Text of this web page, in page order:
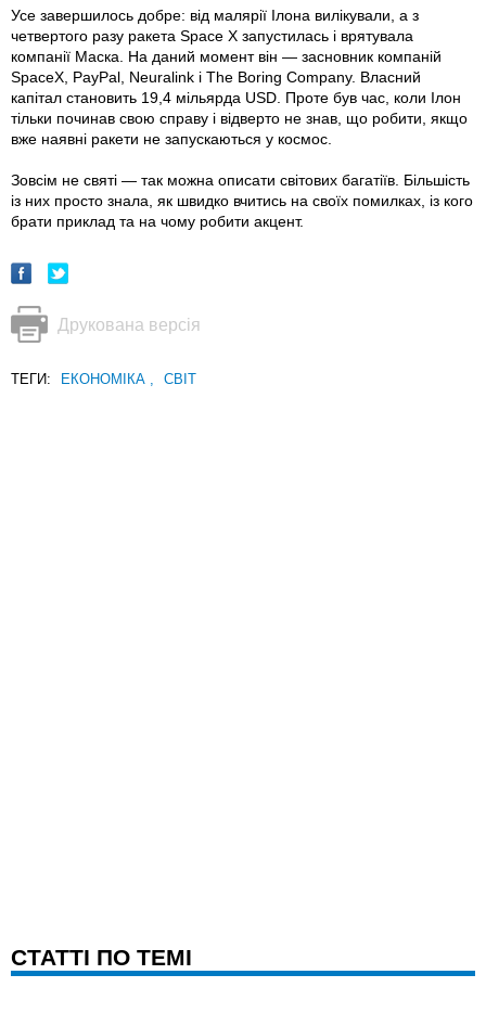
Усе завершилось добре: від малярії Ілона вилікували, а з
четвертого разу ракета Space X запустилась і врятувала
компанії Маска. На даний момент він — засновник компаній
SpaceX, PayPal, Neuralink і The Boring Company. Власний
капітал становить 19,4 мільярда USD. Проте був час, коли Ілон
тільки починав свою справу і відверто не знав, що робити, якщо
вже наявні ракети не запускаються у космос.
Зовсім не святі — так можна описати світових багатіїв. Більшість
із них просто знала, як швидко вчитись на своїх помилках, із кого
брати приклад та на чому робити акцент.
Друкована версія
ТЕГИ: ЕКОНОМІКА , СВІТ
CТАТТІ ПО ТЕМІ